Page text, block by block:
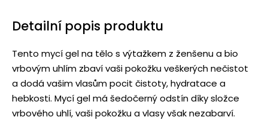
Detailní popis produktu
Tento mycí gel na tělo s výtažkem z ženšenu a bio
vrbovým uhlím zbaví vaši pokožku veškerých nečistot
a dodá vašim vlasům pocit čistoty, hydratace a
hebkosti. Mycí gel má šedočerný odstín díky složce
vrbového uhlí, vaši pokožku a vlasy však nezabarví.